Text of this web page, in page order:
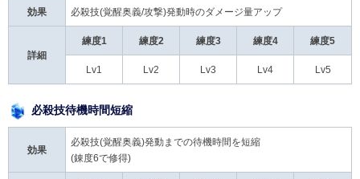
効果 必殺技(覚醒奥義/攻撃)発動時のダメージ量アップ
詳細
練度1 練度2 練度3 練度4 練度5
Lv1 Lv2 Lv3 Lv4 Lv5
必殺技待機時間短縮
効果
必殺技(覚醒奥義)発動までの待機時間を短縮
(錬度6で修得)